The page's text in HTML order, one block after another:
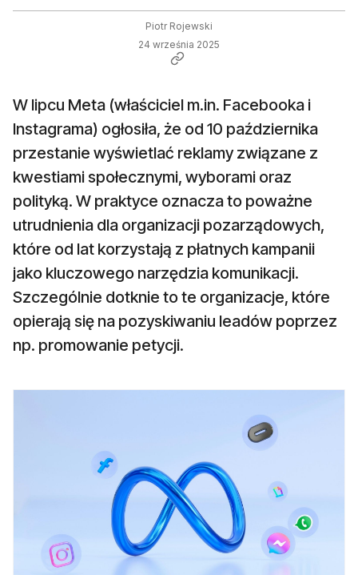
Piotr Rojewski
24 września 2025
W lipcu Meta (właściciel m.in. Facebooka i
Instagrama) ogłosiła, że od 10 października
przestanie wyświetlać reklamy związane z
kwestiami społecznymi, wyborami oraz
polityką. W praktyce oznacza to poważne
utrudnienia dla organizacji pozarządowych,
które od lat korzystają z płatnych kampanii
jako kluczowego narzędzia komunikacji.
Szczególnie dotknie to te organizacje, które
opierają się na pozyskiwaniu leadów poprzez
np. promowanie petycji.